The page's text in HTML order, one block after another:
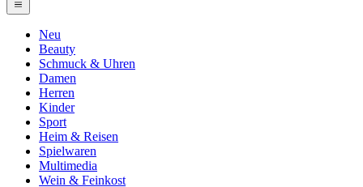
Neu
Beauty
Schmuck & Uhren
Damen
Herren
Kinder
Sport
Heim & Reisen
Spielwaren
Multimedia
Wein & Feinkost